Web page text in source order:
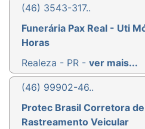
(46) 3543-317..
Funerária Pax Real - Uti
Horas
Realeza - PR - ver mais...
(46) 99902-46..
Protec Brasil Corretora
Rastreamento Veicular